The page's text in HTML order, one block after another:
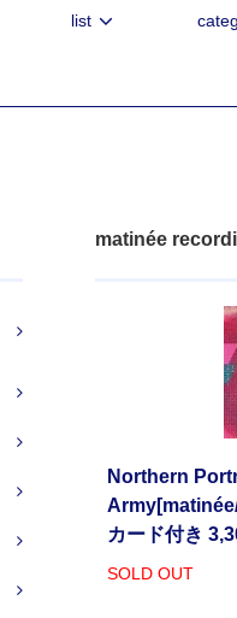
list
matinée
Northern
カード付き
SOLD OUT